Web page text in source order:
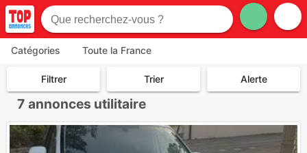
Catégories Toute la France
Filtrer Trier Alerte
7 annonces utilitaire